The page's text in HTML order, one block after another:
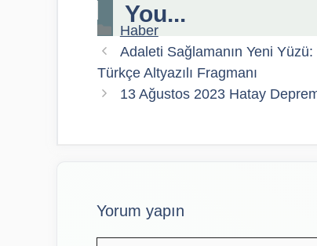
You...
Kategoriler
Haber
Adaleti Sağlamanın Yeni
Türkçe Altyazılı Fragmanı
13 Ağustos 2023 Hatay
Yorum yapın